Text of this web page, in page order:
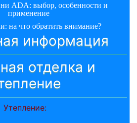
ADA: выбор, особенности и
применение
на что обратить внимание?
информация
отделка и
Утепление: